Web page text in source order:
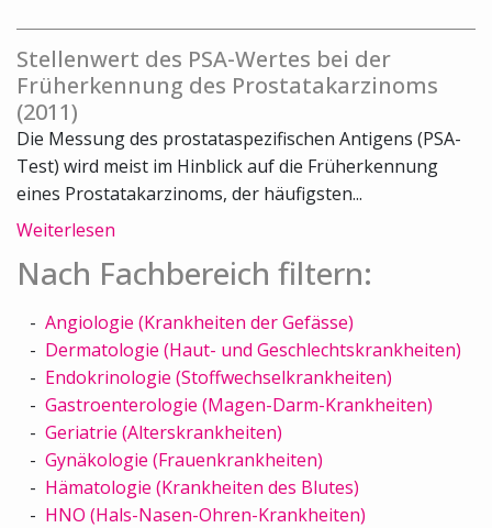
Stellenwert des PSA-Wertes bei der
Früherkennung des Prostatakarzinoms
(2011)
Die Messung des prostataspezifischen Antigens (PSA-
Test) wird meist im Hinblick auf die Früherkennung
eines Prostatakarzinoms, der häufigsten...
Weiterlesen
Nach Fachbereich filtern:
Angiologie (Krankheiten der Gefässe)
Dermatologie (Haut- und Geschlechtskrankheiten)
Endokrinologie (Stoffwechselkrankheiten)
Gastroenterologie (Magen-Darm-Krankheiten)
Geriatrie (Alterskrankheiten)
Gynäkologie (Frauenkrankheiten)
Hämatologie (Krankheiten des Blutes)
HNO (Hals-Nasen-Ohren-Krankheiten)